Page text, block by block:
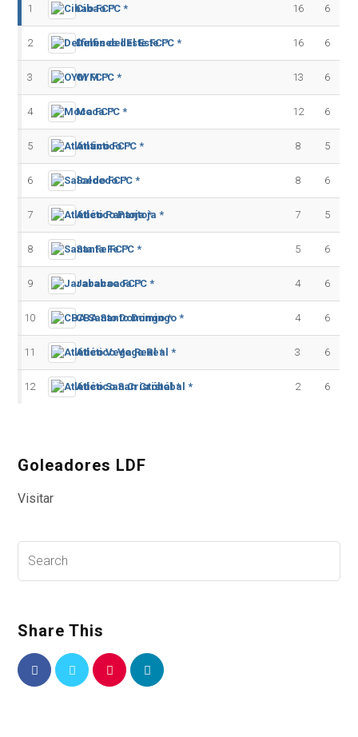
1 Cibao FC * 16 6
2 Delfines del Este FC * 16 6
3 OYM FC * 13 6
4 Moca FC * 12 6
5 Atlántico FC * 8 5
6 Salcedo FC * 8 6
7 Atlético Pantoja * 7 5
8 Santa Fe FC * 5 6
9 Jarabacoa FC * 4 6
10 CBA Santo Domingo * 4 6
11 Atlético Vega Real * 3 6
12 Atlético San Cristóbal * 2 6
Goleadores LDF
Visitar
Share This